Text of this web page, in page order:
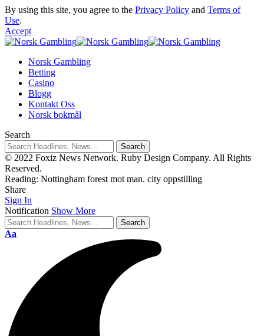
By using this site, you agree to the Privacy Policy and Terms of
Use.
Accept
Norsk Gambling
Betting
Casino
Blogg
Kontakt Oss
Norsk bokmål
Search
© 2022 Foxiz News Network. Ruby Design Company. All Rights
Reserved.
Reading: Nottingham forest mot man. city oppstilling
Share
Sign In
Notification Show More
Aa